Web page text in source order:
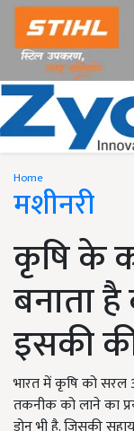
Home
मशीनरी
कृषि के
बनाता है
इसकी
भारत में कृषि को
तकनीक को लाने का